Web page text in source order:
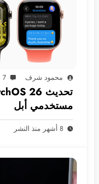
محمود شرف 7
مستخدمي أبل
8 أشهر منذ النشر